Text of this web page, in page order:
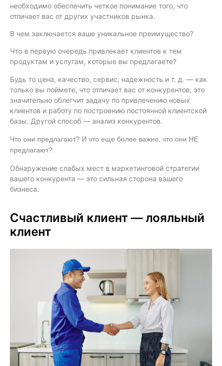
необходимо обеспечить четкое понимание того, что
отличает вас от других участников рынка.
В чем заключается ваше уникальное преимущество?
Что в первую очередь привлекает клиентов к тем
продуктам и услугам, которые вы предлагаете?
Будь то цена, качество, сервис, надежность и т. д. — как
только вы поймете, что отличает вас от конкурентов, это
значительно облегчит задачу по привлечению новых
клиентов и работу по построению постоянной клиентской
базы. Другой способ — анализ конкурентов.
Что они предлагают? И что еще более важно, что они НЕ
предлагают?
Обнаружение слабых мест в маркетинговой стратегии
вашего конкурента — это сильная сторона вашего
бизнеса.
Счастливый клиент — лояльный
клиент